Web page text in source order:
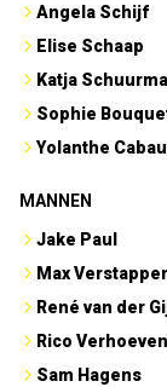
Angela Schijf
Elise Schaap
Katja
Sophie
Yolanthe Cabau
MANNEN
Jake Paul
Max
René van der
Rico Verhoeven
Sam Hagens